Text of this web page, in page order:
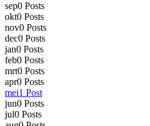
sep0 Posts
okt0 Posts
nov0 Posts
dec0 Posts
jan0 Posts
feb0 Posts
mrt0 Posts
apr0 Posts
mei1 Post
jun0 Posts
jul0 Posts